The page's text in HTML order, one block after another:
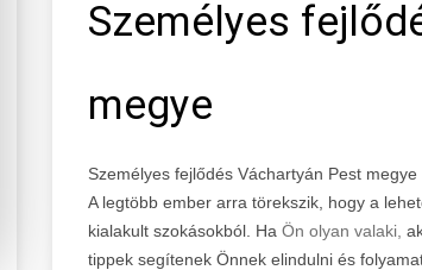
Személyes
megye
Személyes fejlődés Váchartyán Pest megye
A legtöbb ember arra törekszik, hogy a
kialakult szokásokból. Ha Ön olyan valaki,
tippek segítenek Önnek elindulni és